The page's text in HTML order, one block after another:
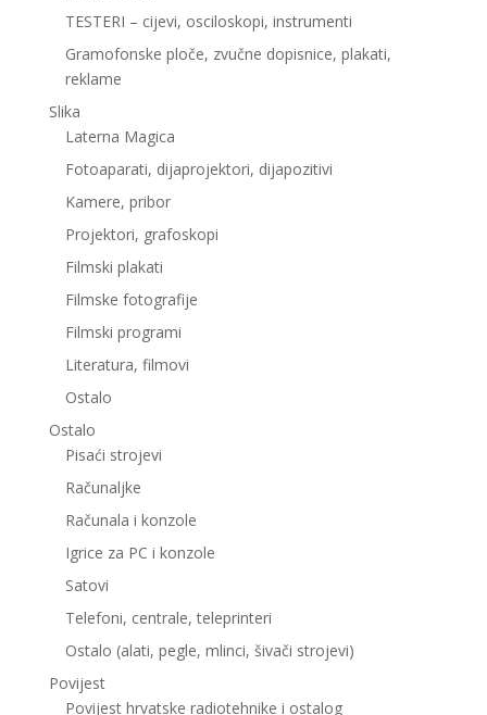
TESTERI – cijevi, osciloskopi, instrumenti
Gramofonske ploče, zvučne dopisnice, plakati,
reklame
Slika
Laterna Magica
Fotoaparati, dijaprojektori, dijapozitivi
Kamere, pribor
Projektori, grafoskopi
Filmski plakati
Filmske fotografije
Filmski programi
Literatura, filmovi
Ostalo
Ostalo
Pisaći strojevi
Računaljke
Računala i konzole
Igrice za PC i konzole
Satovi
Telefoni, centrale, teleprinteri
Ostalo (alati, pegle, mlinci, šivači strojevi)
Povijest
Povijest hrvatske radiotehnike i ostalog